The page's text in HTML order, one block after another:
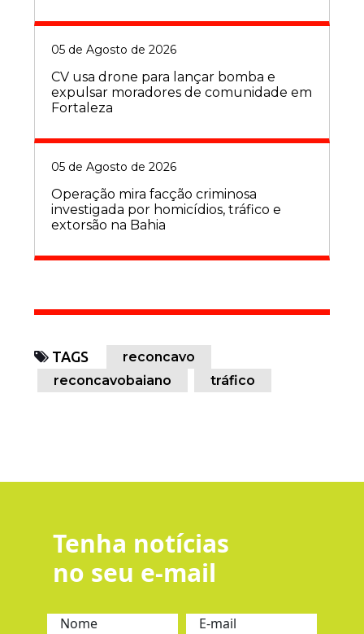
05 de Agosto de 2026
CV usa drone para lançar bomba e
expulsar moradores de comunidade em
Fortaleza
05 de Agosto de 2026
Operação mira facção criminosa
investigada por homicídios, tráfico e
extorsão na Bahia
TAGS
reconcavo
reconcavobaiano
tráfico
Tenha notícias
no seu e-mail
Nome E-mail